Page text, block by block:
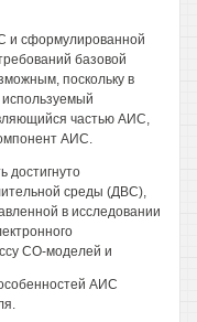
и сформулированной
базовой
поскольку в
частью АИС,
АИС.
достигнуто
среды (ДВС),
в исследовании
СО-моделей и
АИС